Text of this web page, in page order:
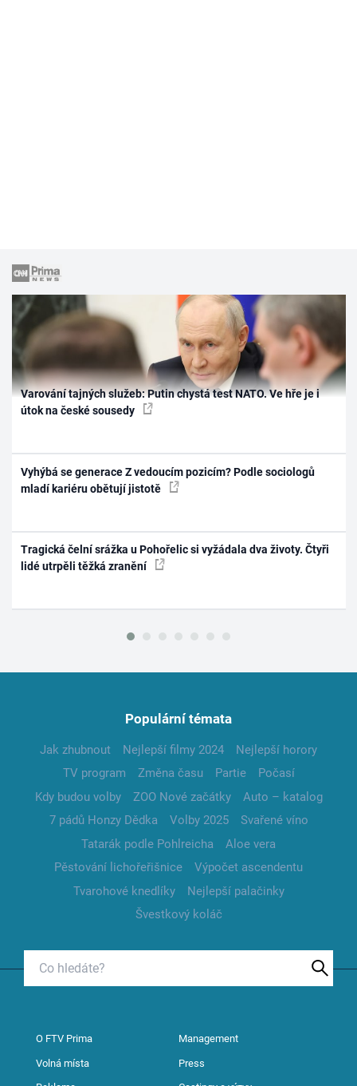
Varování tajných služeb: Putin chystá test NATO. Ve hře je i
útok na české sousedy
Vyhýbá se generace Z vedoucím pozicím? Podle sociologů
mladí kariéru obětují jistotě
Tragická čelní srážka u Pohořelic si vyžádala dva životy. Čtyři
lidé utrpěli těžká zranění
Populární témata
Jak zhubnout Nejlepší filmy 2024
Nejlepší horory
TV program
Změna času Partie
Počasí
Kdy budou volby
ZOO Nové začátky
Auto – katalog
7 pádů Honzy Dědka
Volby 2025
Svařené víno
Tatarák podle Pohlreicha
Aloe vera
Pěstování lichořeřišnice
Výpočet ascendentu
Tvarohové knedlíky
Nejlepší palačinky
Švestkový koláč
O FTV Prima Management
Volná místa Press